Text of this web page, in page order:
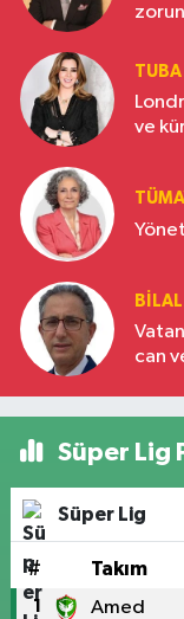
ve
can
Süper Lig
Süper Lig
# Takım
1 Amed